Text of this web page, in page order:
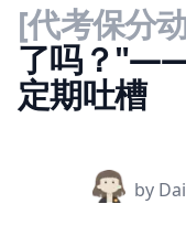
[代考保分
了吗？"——
定期吐槽
by